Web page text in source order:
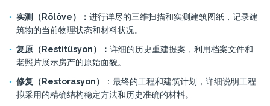
实测（Rölöve）： 进行详尽的三维扫描和实测建筑图纸，记录建
筑物的当前物理状态和材料状况。
复原（Restitüsyon）： 详细的历史重建提案，利用档案文件和
老照片展示房产的原始面貌。
修复（Restorasyon）
：最终的工程和建筑计划，详细说明工程
拟采用的精确结构稳定方法和历史准确的材料。